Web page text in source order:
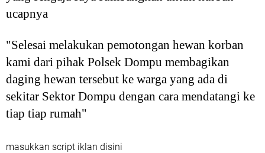
ucapnya
"Selesai melakukan pemotongan hewan korban
kami dari pihak Polsek Dompu membagikan
daging hewan tersebut ke warga yang ada di
sekitar Sektor Dompu dengan cara mendatangi ke
tiap tiap rumah"
masukkan script iklan disini